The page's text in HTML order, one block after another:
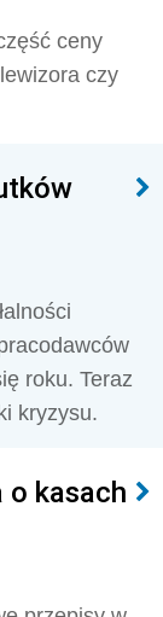
ceny
czy
roku. Teraz
kryzysu.
o kasach